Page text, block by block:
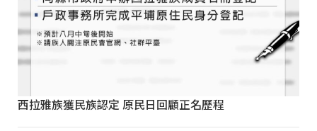
西拉雅族獲民族認定 原民日回顧正名歷程